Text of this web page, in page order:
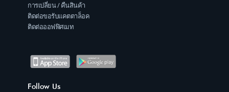
การเปลี่ยน / คืนสินค้า
ติดต่อขอรับแคตตาล็อค
ติดต่อออฟฟิศเมท
Follow Us